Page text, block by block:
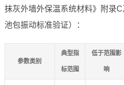
抹灰外墙外保温系统材料》附录
池包振动标准验证）：
参数类别
典型指
标范围
低于范围影
响